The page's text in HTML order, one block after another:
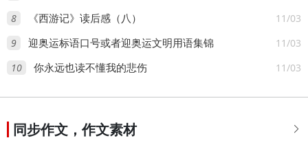
8 11/03
《西游记》读后感（八）
9 11/03
迎奥运标语口号或者迎奥运文明用语集锦
10 11/03
你永远也读不懂我的悲伤

同步作文，作文素材